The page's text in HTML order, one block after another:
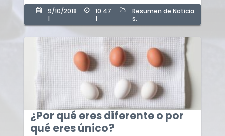
9/10/2018
|
10:47
|
Resumen de Noticia
s.
¿Por qué eres diferente o por
qué eres único?